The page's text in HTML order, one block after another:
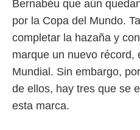
Bernabéu que aún
por la Copa del Mundo.
completar la hazaña y
marque un nuevo récord,
Mundial. Sin embargo,
de ellos, hay tres que se
esta marca.